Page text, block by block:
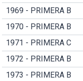
1969 - PRIMERA B
1970 - PRIMERA B
1971 - PRIMERA C
1972 - PRIMERA B
1973 - PRIMERA B